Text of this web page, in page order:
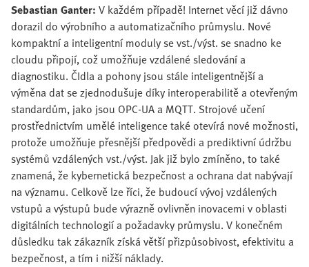
Sebastian Ganter: V každém případě! Internet věcí již dávno
dorazil do výrobního a automatizačního průmyslu. Nové
kompaktní a inteligentní moduly se vst./výst. se snadno ke
cloudu připojí, což umožňuje vzdálené sledování a
diagnostiku. ČIdla a pohony jsou stále inteligentnější a
výměna dat se zjednodušuje díky interoperabilitě a otevřeným
standardům, jako jsou OPC-UA a MQTT. Strojové učení
prostřednictvím umělé inteligence také otevírá nové možnosti,
protože umožňuje přesnější předpovědi a prediktivní údržbu
systémů vzdálených vst./výst. Jak již bylo zmíněno, to také
znamená, že kybernetická bezpečnost a ochrana dat nabývají
na významu. Celkově lze říci, že budoucí vývoj vzdálených
vstupů a výstupů bude výrazně ovlivněn inovacemi v oblasti
digitálních technologií a požadavky průmyslu. V konečném
důsledku tak zákazník získá větší přizpůsobivost, efektivitu a
bezpečnost, a tím i nižší náklady.